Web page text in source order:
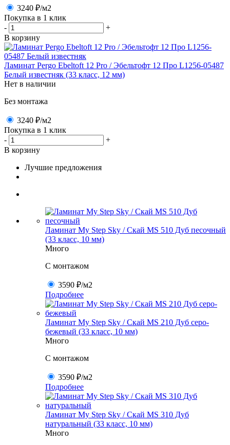
3240 ₽/м2
Покупка в 1 клик
-
+
В корзину
Ламинат Pergo Ebeltoft 12 Pro / Эбельтофт 12 Про L1256-05487
Белый известняк (33 класс, 12 мм)
Нет в наличии
Без монтажа
3240 ₽/м2
Покупка в 1 клик
-
+
В корзину
Лучшие предложения
Ламинат My Step Sky / Скай MS 510 Дуб песочный
(33 класс, 10 мм)
Много
C монтажом
3590 ₽/м2
Подробнее
Ламинат My Step Sky / Скай MS 210 Дуб серо-
бежевый (33 класс, 10 мм)
Много
C монтажом
3590 ₽/м2
Подробнее
Ламинат My Step Sky / Скай MS 310 Дуб
натуральный (33 класс, 10 мм)
Много